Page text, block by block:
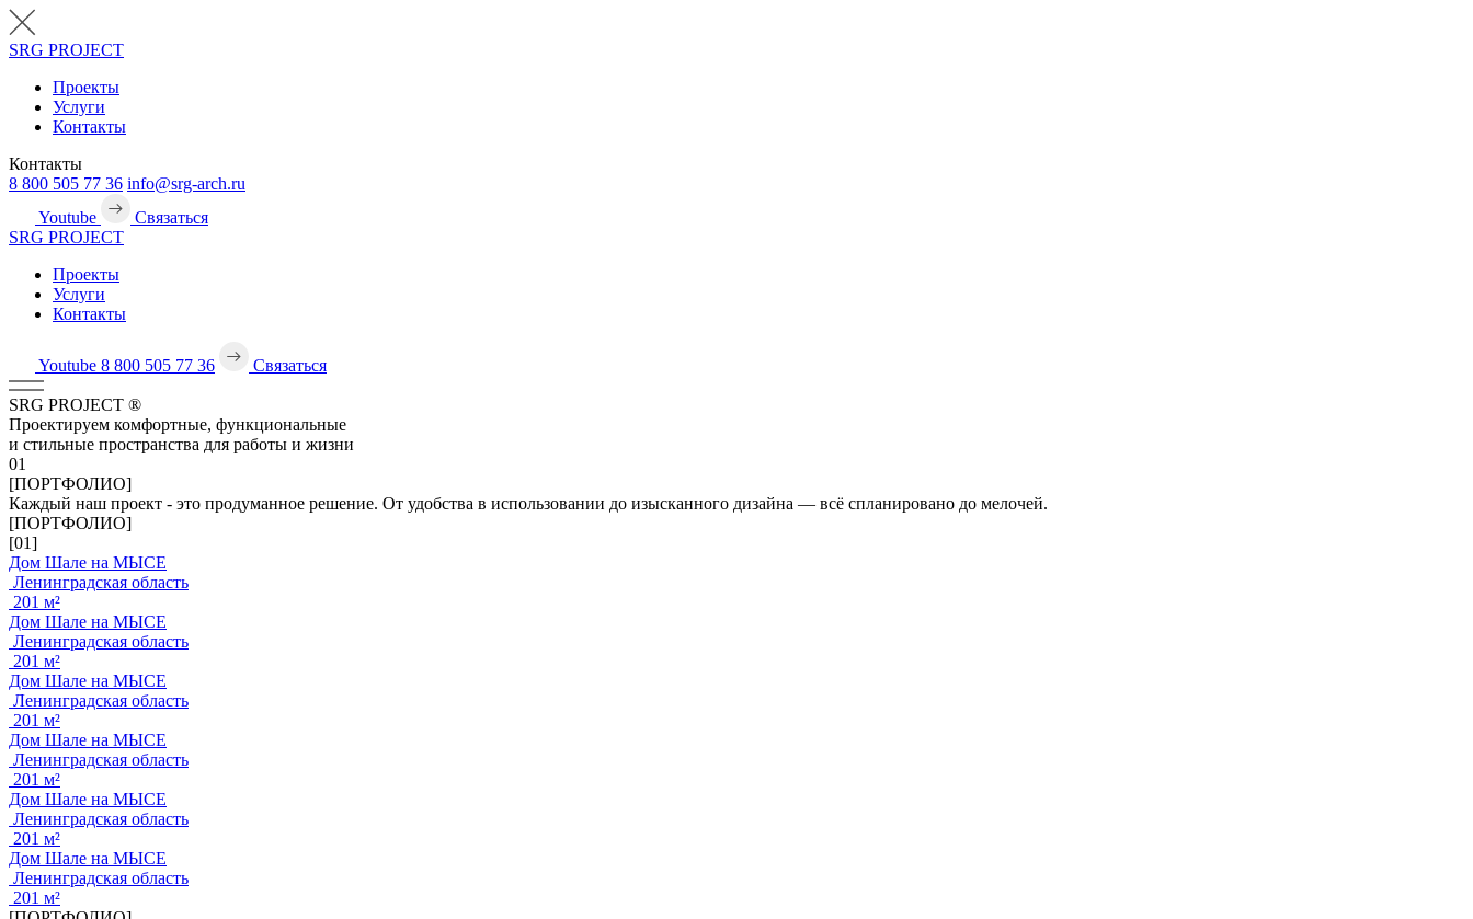
SRG PROJECT
Проекты
Услуги
Контакты
Контакты
8 800 505 77 36 info@srg-arch.ru
Youtube
Связаться
SRG PROJECT
Проекты
Услуги
Контакты
Youtube 8 800 505 77 36 Связаться
SRG PROJECT ®
Проектируем комфортные, функциональные
и стильные пространства для работы и жизни
01
[ПОРТФОЛИО]
Каждый наш проект - это продуманное решение. От удобства в использовании до изысканного дизайна — всё спланировано до мелочей.
[ПОРТФОЛИО]
[01]
Дом Шале на МЫСЕ
Ленинградская область
201 м²
Дом Шале на МЫСЕ
Ленинградская область
201 м²
Дом Шале на МЫСЕ
Ленинградская область
201 м²
Дом Шале на МЫСЕ
Ленинградская область
201 м²
Дом Шале на МЫСЕ
Ленинградская область
201 м²
Дом Шале на МЫСЕ
Ленинградская область
201 м²